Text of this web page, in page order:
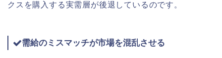
クスを購入する実需層が後退しているのです。
需給のミスマッチが市場を混乱させる